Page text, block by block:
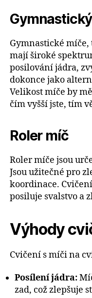
Gymnastické
mají široké
posilování jádra,
dokonce jako
Velikost míče by
čím vyšší jste, tím
Roler míč
Roler míče jsou
Jsou užitečné pro
koordinace.
posiluje svalstvo a
Výhody
Cvičení s míči na
Posílení jádra:
zad, což zlepšuje